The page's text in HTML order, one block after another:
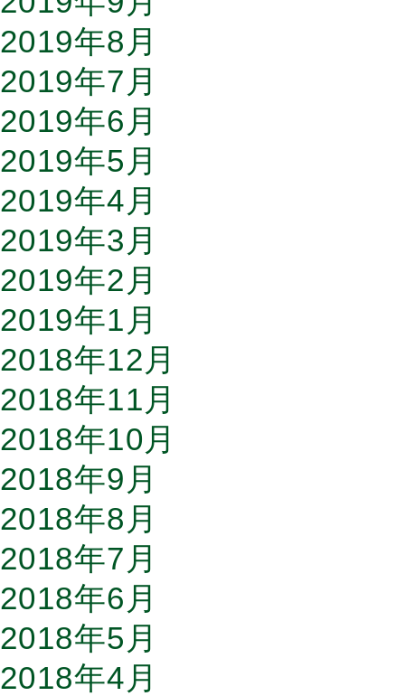
2019年8月
2019年7月
2019年6月
2019年5月
2019年4月
2019年3月
2019年2月
2019年1月
2018年12月
2018年11月
2018年10月
2018年9月
2018年8月
2018年7月
2018年6月
2018年5月
2018年4月